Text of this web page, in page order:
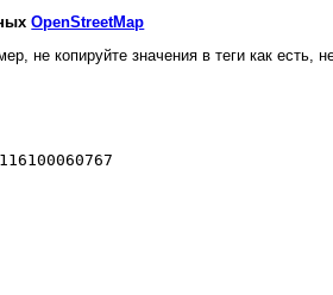
OpenStreetMap
не копируйте значения в теги как есть,